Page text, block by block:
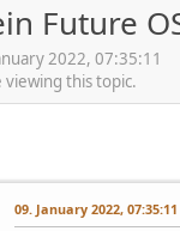
Future
2022, 07:35:11
this topic.
09. January 2022, 07:35:11